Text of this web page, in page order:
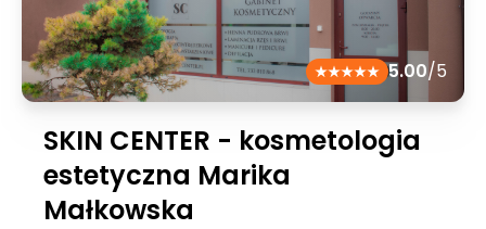
5.00/5
SKIN CENTER - kosmetologia
estetyczna Marika
Małkowska